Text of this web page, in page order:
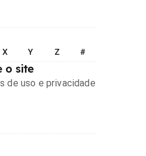
X Y Z #
o site
de uso e privacidade